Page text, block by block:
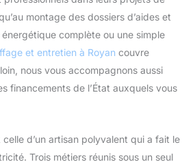
montage des dossiers d’aides et
complète ou une simple
et entretien à Royan couvre
nous vous accompagnons aussi
financements de l’État auxquels vous
celle d’un artisan polyvalent qui a fait le
Trois métiers réunis sous un seul